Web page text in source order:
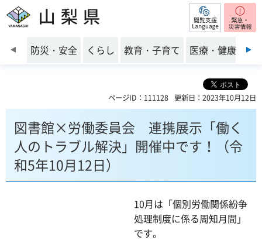
山梨県 閲覧支援
前のスライドを表示
防災・安全 くらし 教育・子育て 医療・健康・福
ページID：111128 更新日：2023年10月12日
図書館×労働委員会 連携展示「働く
人のトラブル解決」開催中です！（令
和5年10月12日）
10月は「個別労働関係紛争
処理制度に係る周知月間」
です。